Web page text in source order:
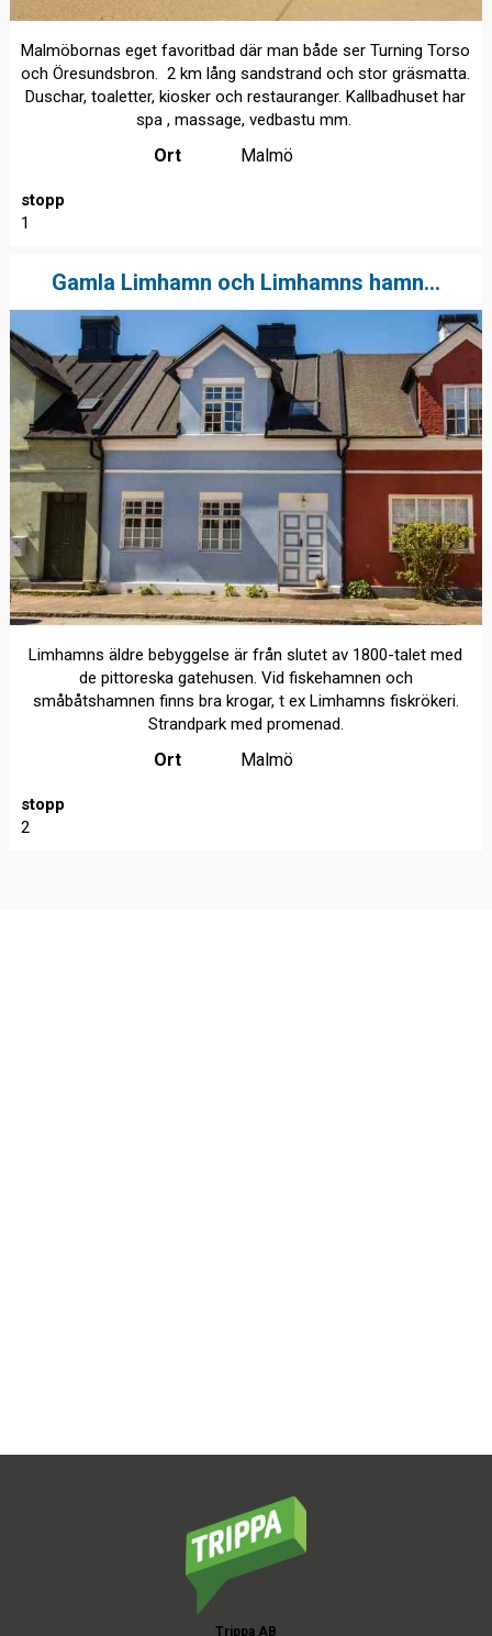
Malmöbornas eget favoritbad där man både ser Turning Torso
och Öresundsbron. 2 km lång sandstrand och stor gräsmatta.
Duschar, toaletter, kiosker och restauranger. Kallbadhuset har
spa , massage, vedbastu mm.
Ort Malmö
stopp
1
Gamla Limhamn och Limhamns hamn...
Limhamns äldre bebyggelse är från slutet av 1800-talet med
de pittoreska gatehusen. Vid fiskehamnen och
småbåtshamnen finns bra krogar, t ex Limhamns fiskrökeri.
Strandpark med promenad.
Ort Malmö
stopp
2
Trippa AB